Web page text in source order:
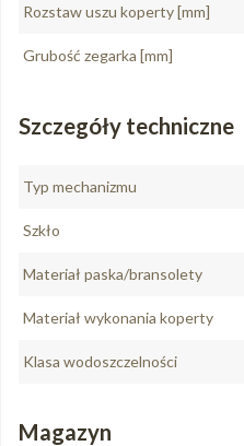
Rozstaw uszu koperty [mm]
Grubość zegarka [mm]
Szczegóły techniczne
Typ mechanizmu
Szkło
Materiał paska/bransolety
Materiał wykonania koperty
Klasa wodoszczelności
Magazyn